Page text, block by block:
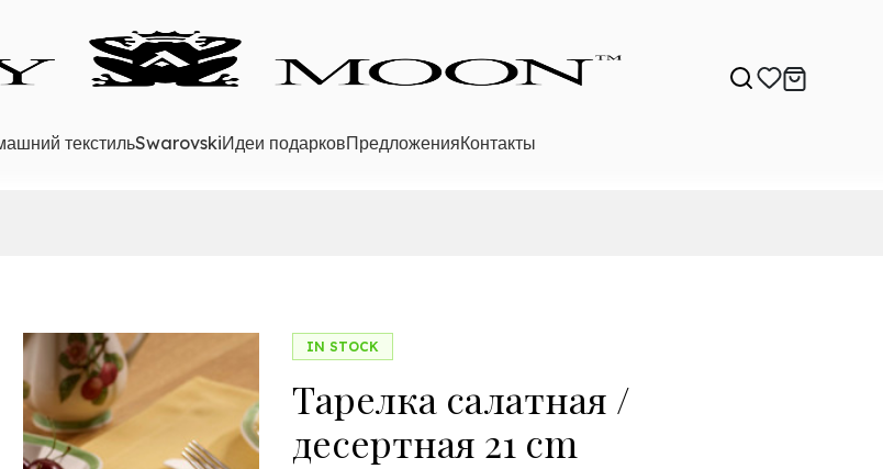
текстильSwarovskiИдеи подарковПредложенияКонтакты
IN STOCK
Тарелка салатная /
десертная 21 cm